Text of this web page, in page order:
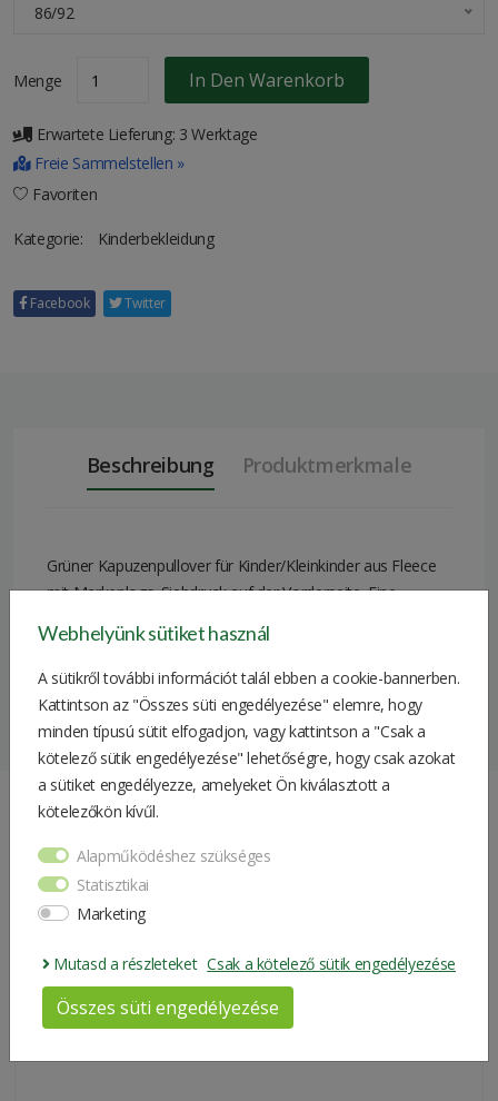
86/92
Menge In Den Warenkorb
Erwartete Lieferung: 3 Werktage
Freie Sammelstellen »
Favoriten
Kategorie: Kinderbekleidung
Facebook Twitter
Beschreibung Produktmerkmale
Grüner Kapuzenpullover für Kinder/Kleinkinder aus Fleece
mit Markenlogo-Siebdruck auf der Vorderseite. Eine
Material: 100% Baumwolle.
Geschlecht
(männlich/weiblich)
unisex
Materialien
Farbe Grün
Produktkategorie
0.3 kg
Packungsgrösse 30*22*2 cm
John Deere Overall Für Kinder
Webhelyünk sütiket használ
A sütikről további információt talál ebben a cookie-bannerben.
Kattintson az "Összes süti engedélyezése" elemre, hogy
minden típusú sütit elfogadjon, vagy kattintson a "Csak a
kötelező sütik engedélyezése" lehetőségre, hogy csak azokat
a sütiket engedélyezze, amelyeket Ön kiválasztott a
kötelezőkön kívűl.
Alapműködéshez szükséges
Statisztikai
Marketing
Mutasd a részleteket Csak a kötelező sütik engedélyezése
Összes süti engedélyezése